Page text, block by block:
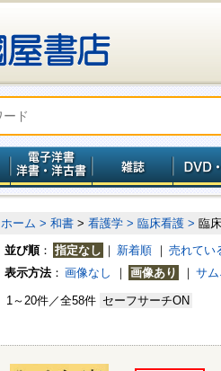
ホーム > 和書 > 看護学 > 臨床看護 > 臨
並び順： 指定なし ｜新着順 ｜売れてい
表示方法： 画像なし ｜ 画像あり ｜ サ
1～20件／全58件 セーフサーチON